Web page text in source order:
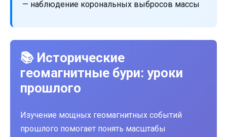
— наблюдение корональных выбросов массы
📚 Исторические
геомагнитные бури: уроки
прошлого
Изучение мощных геомагнитных событий
прошлого помогает понять масштабы